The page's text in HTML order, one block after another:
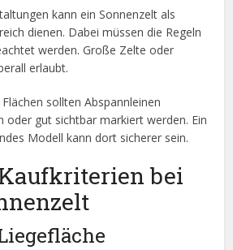
kann ein Sonnenzelt als
dienen. Dabei müssen die Regeln
werden. Große Zelte oder
erlaubt.
sollten Abspannleinen
oder gut sichtbar markiert werden. Ein
Modell kann dort sicherer sein.
bei